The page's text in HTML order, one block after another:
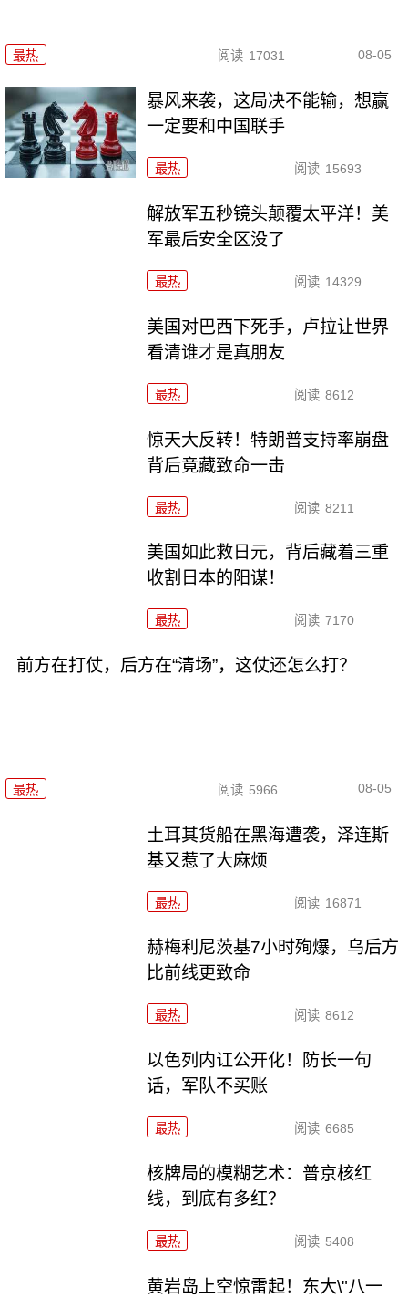
最热 阅读 17031 08-05
暴风来袭，这局决不能输，想赢
一定要和中国联手
最热 阅读 15693
解放军五秒镜头颠覆太平洋！美
军最后安全区没了
最热 阅读 14329
美国对巴西下死手，卢拉让世界
看清谁才是真朋友
最热 阅读 8612
惊天大反转！特朗普支持率崩盘
背后竟藏致命一击
最热 阅读 8211
美国如此救日元，背后藏着三重
收割日本的阳谋！
最热 阅读 7170
前方在打仗，后方在“清场”，这仗还怎么打？
最热 阅读 5966 08-05
土耳其货船在黑海遭袭，泽连斯
基又惹了大麻烦
最热 阅读 16871
赫梅利尼茨基7小时殉爆，乌后方
比前线更致命
最热 阅读 8612
以色列内讧公开化！防长一句
话，军队不买账
最热 阅读 6685
核牌局的模糊艺术：普京核红
线，到底有多红？
最热 阅读 5408
黄岩岛上空惊雷起！东大\"八一